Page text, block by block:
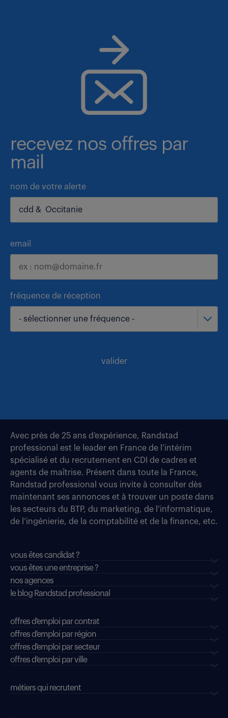
recevez nos offres par
mail
nom de votre alerte
email
fréquence de réception
- sélectionner une fréquence -
valider
Avec près de 25 ans d’expérience, Randstad
professional est le leader en France de l’intérim
spécialisé et du recrutement en CDI de cadres et
agents de maîtrise. Présent dans toute la France,
Randstad professional vous invite à consulter dès
maintenant ses annonces et à trouver un poste dans
les secteurs du BTP, du marketing, de l’informatique,
de l’ingénierie, de la comptabilité et de la finance, etc.
vous êtes candidat ?
vous êtes une entreprise ?
nos agences
le blog Randstad professional
offres d'emploi par contrat
offres d'emploi par région
offres d'emploi par secteur
offres d’emploi par ville
métiers qui recrutent